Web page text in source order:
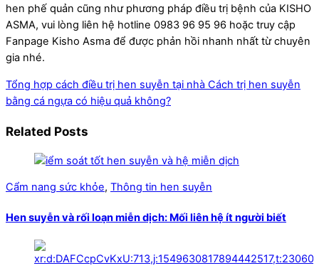
hen phế quản cũng như phương pháp điều trị bệnh của KISHO
ASMA, vui lòng liên hệ hotline 0983 96 95 96 hoặc truy cập
Fanpage Kisho Asma để được phản hồi nhanh nhất từ chuyên
gia nhé.
Tổng hợp cách điều trị hen suyễn tại nhà Cách trị hen suyễn
bằng cá ngựa có hiệu quả không?
Related Posts
Cẩm nang sức khỏe, Thông tin hen suyễn
Hen suyễn và rối loạn miễn dịch: Mối liên hệ ít người biết